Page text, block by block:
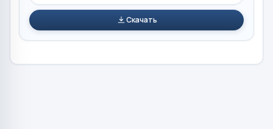
Скачать